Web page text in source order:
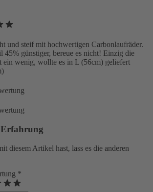
und steif mit hochwertigen Carbonlaufräder.
45% günstiger, bereue es nicht! Einzig die
ein wenig, wollte es in L (56cm) geliefert
Erfahrung
diesem Artikel hast, lass es die anderen
*